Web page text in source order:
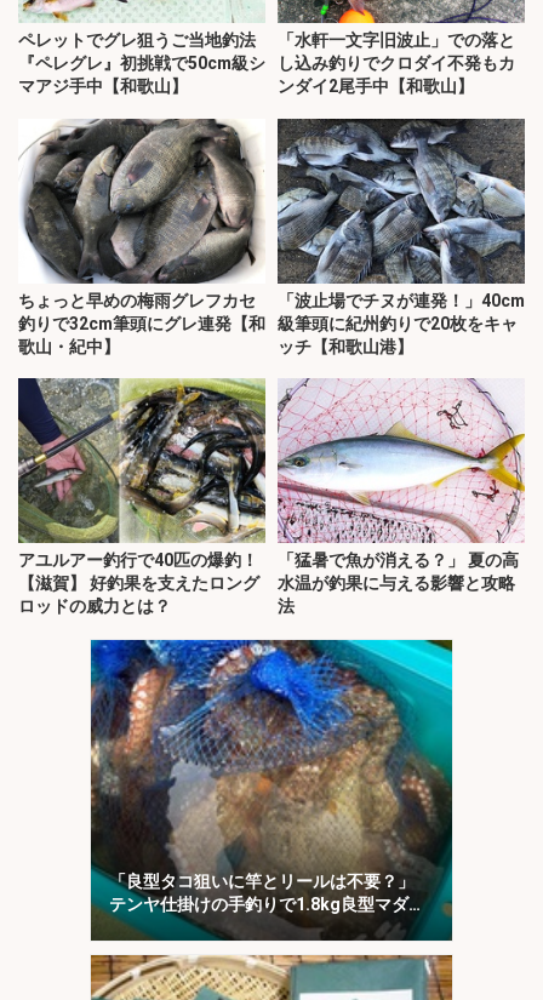
ペレットでグレ狙うご当地釣法
『ペレグレ』初挑戦で50cm級シ
マアジ手中【和歌山】
「水軒一文字旧波止」での落と
し込み釣りでクロダイ不発もカ
ンダイ2尾手中【和歌山】
ちょっと早めの梅雨グレフカセ
釣りで32cm筆頭にグレ連発【和
歌山・紀中】
「波止場でチヌが連発！」40cm
級筆頭に紀州釣りで20枚をキャ
ッチ【和歌山港】
アユルアー釣行で40匹の爆釣！
【滋賀】 好釣果を支えたロング
ロッドの威力とは？
「猛暑で魚が消える？」 夏の高
水温が釣果に与える影響と攻略
法
「良型タコ狙いに竿とリールは不要？」
テンヤ仕掛けの手釣りで1.8kg良型マダ
コ！【川崎丸・東京湾】